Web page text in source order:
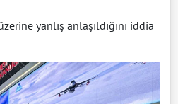
yanlış anlaşıldığını iddia